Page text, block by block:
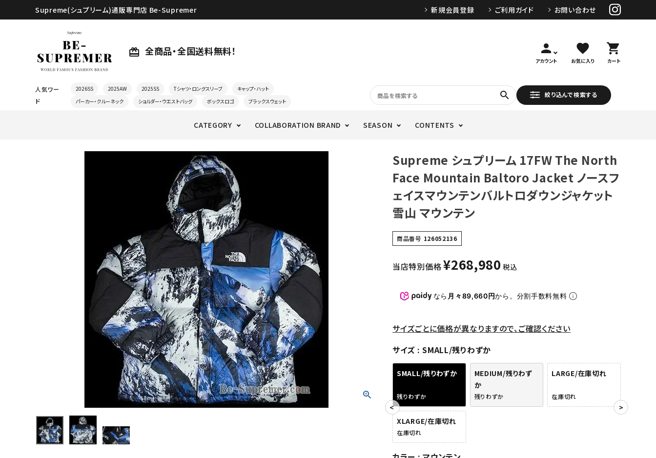
Supreme(シュプリーム)通販専門店 Be-Supremer 新規会員登録 ご利用ガイド お問い合わせ
card_giftcard 全商品・全国送料無料！ person
アカウント
favorite
お気に入り
shopping_cart
カート
人気ワー
ド
2026SS 2025AW 2025SS Tシャツ・ロングスリーブ
キャップ・ハット
パーカー・クルーネック
ショルダー・ウエストバッグ ボックスロゴ ブラックスウェット
search 絞り込んで検索する
CATEGORY COLLABORATION BRAND SEASON CONTENTS
キャップ・ハット
ニット帽・ビーニー
Supreme シュプリーム 17FW The North
Face Mountain Baltoro Jacket ノースフ
ェイスマウンテンバルトロダウンジャケット
雪山 マウンテン
商品番号 126052136
当店特別価格¥268,980 税込
なら 月々89,660円から。分割手数料無料
サイズごとに価格が異なりますので、ご確認ください
サイズ
SMALL/残りわずか
SMALL/残りわずか
残りわずか
MEDIUM/残りわず
か
残りわずか
LARGE/在庫切れ
在庫切れ
XLARGE/在庫切れ
在庫切れ